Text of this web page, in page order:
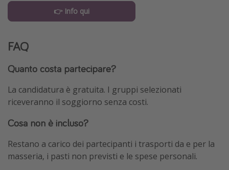
👉 Info qui
FAQ
Quanto costa partecipare?
La candidatura è gratuita. I gruppi selezionati
riceveranno il soggiorno senza costi.
Cosa non è incluso?
Restano a carico dei partecipanti i trasporti da e per la
masseria, i pasti non previsti e le spese personali.